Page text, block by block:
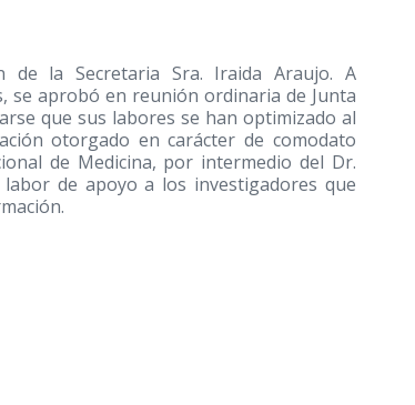
de la Secretaria Sra. Iraida Araujo. A
se aprobó en reunión ordinaria de Junta
que sus labores se han optimizado al
otorgado en carácter de comodato
de Medicina, por intermedio del Dr.
de apoyo a los investigadores que